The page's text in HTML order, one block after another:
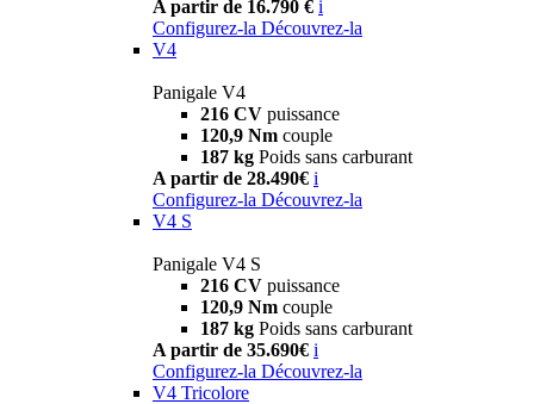
A partir de 16.790 € i
Configurez-la Découvrez-la
V4
Panigale V4
216 CV puissance
120,9 Nm couple
187 kg Poids sans carburant
A partir de 28.490€ i
Configurez-la Découvrez-la
V4 S
Panigale V4 S
216 CV puissance
120,9 Nm couple
187 kg Poids sans carburant
A partir de 35.690€ i
Configurez-la Découvrez-la
V4 Tricolore